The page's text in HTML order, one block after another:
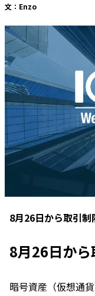
文： Enzo
8月26日から取引
8月26日か
暗号資産（仮想通